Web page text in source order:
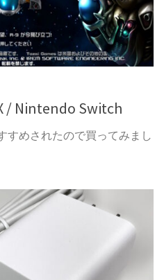
/ Nintendo Switch
すめされたので買ってみまし